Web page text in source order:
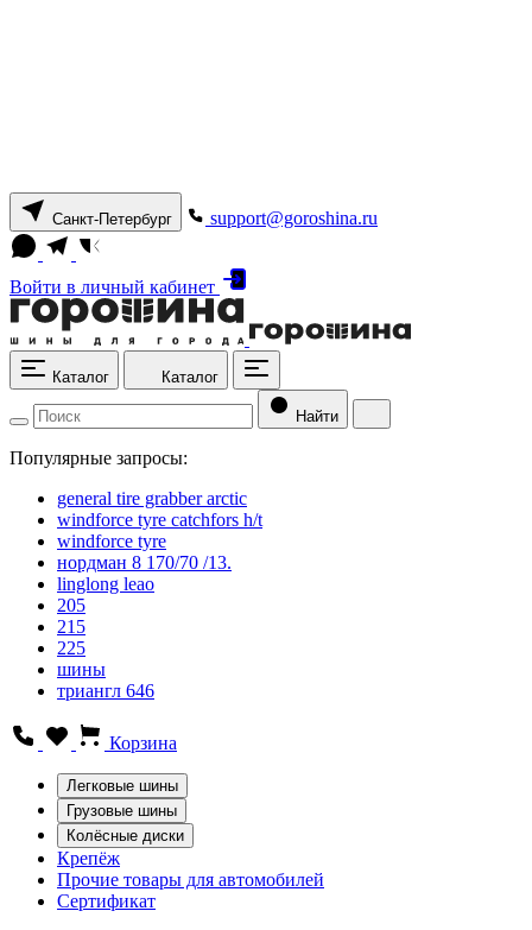
Санкт-Петербург support@goroshina.ru
Войти в личный кабинет
Каталог Каталог
Найти
Популярные запросы:
general tire grabber arctic
windforce tyre catchfors h/t
windforce tyre
нордман 8 170/70 /13.
linglong leao
205
215
225
шины
триангл 646
Корзина
Легковые шины
Грузовые шины
Колёсные диски
Крепёж
Прочие товары для автомобилей
Сертификат